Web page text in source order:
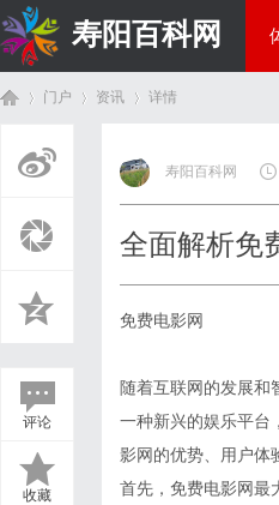
寿阳百科网
门户 资讯
›
详情
评论
收藏
寿阳百科网
全面解析免
免费电影网
随着互联网的发展和
一种新兴的娱乐平台
影网的优势、用户体
首先，免费电影网最